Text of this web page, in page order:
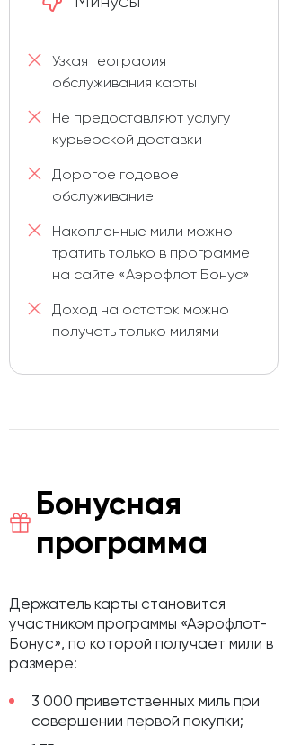
Узкая география
обслуживания карты
Не предоставляют услугу
курьерской доставки
Дорогое годовое
обслуживание
Накопленные мили можно
тратить только в программе
на сайте «Аэрофлот Бонус»
Доход на остаток можно
получать только милями
Бонусная
программа
Держатель карты становится
участником программы «Аэрофлот-
Бонус», по которой получает мили в
размере:
3 000 приветственных миль при
совершении первой покупки;